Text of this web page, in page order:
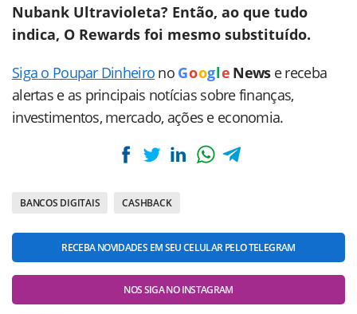
Nubank Ultravioleta? Então, ao que tudo
indica, O Rewards foi mesmo substituído.
Siga o Poupar Dinheiro no Goog le News e receba
alertas e as principais notícias sobre finanças,
investimentos, mercado, ações e economia.
BANCOS DIGITAIS CASHBACK
RECEBA NOVIDADES EM SEU CELULAR PELO TELEGRAM
NOS SIGA NO INSTAGRAM